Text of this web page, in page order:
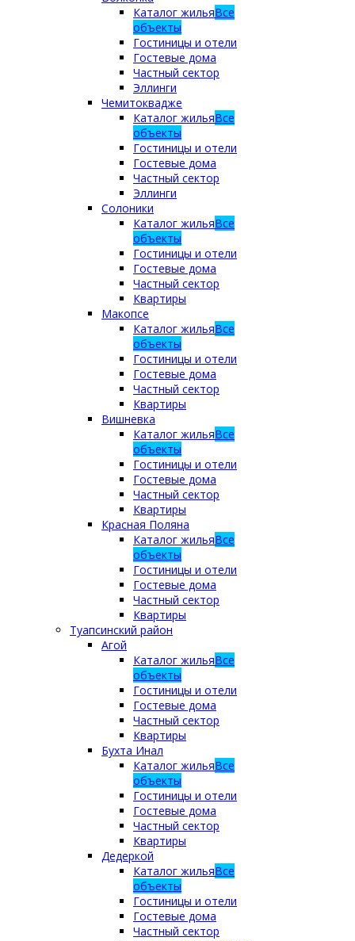
Каталог жильяВсе
объекты
Гостиницы и отели
Гостевые дома
Частный сектор
Эллинги
Чемитоквадже
Каталог жильяВсе
объекты
Гостиницы и отели
Гостевые дома
Частный сектор
Эллинги
Солоники
Каталог жильяВсе
объекты
Гостиницы и отели
Гостевые дома
Частный сектор
Квартиры
Макопсе
Каталог жильяВсе
объекты
Гостиницы и отели
Гостевые дома
Частный сектор
Квартиры
Вишневка
Каталог жильяВсе
объекты
Гостиницы и отели
Гостевые дома
Частный сектор
Квартиры
Красная Поляна
Каталог жильяВсе
объекты
Гостиницы и отели
Гостевые дома
Частный сектор
Квартиры
Туапсинский район
Агой
Каталог жильяВсе
объекты
Гостиницы и отели
Гостевые дома
Частный сектор
Квартиры
Бухта Инал
Каталог жильяВсе
объекты
Гостиницы и отели
Гостевые дома
Частный сектор
Квартиры
Дедеркой
Каталог жильяВсе
объекты
Гостиницы и отели
Гостевые дома
Частный сектор